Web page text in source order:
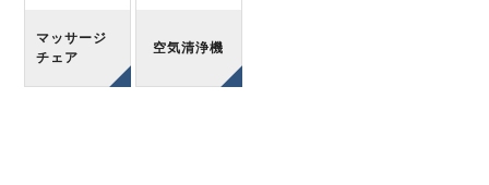
マッサージ
チェア
空気清浄機